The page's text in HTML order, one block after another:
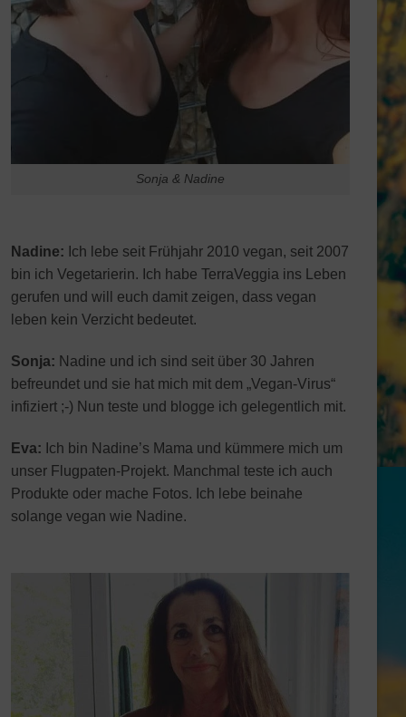
Sonja & Nadine
Nadine: Ich lebe seit Frühjahr 2010 vegan, seit 2007
bin ich Vegetarierin. Ich habe TerraVeggia ins Leben
gerufen und will euch damit zeigen, dass vegan
leben kein Verzicht bedeutet.
Sonja: Nadine und ich sind seit über 30 Jahren
befreundet und sie hat mich mit dem „Vegan-Virus“
infiziert ;-) Nun teste und blogge ich gelegentlich mit.
Eva: Ich bin Nadine’s Mama und kümmere mich um
unser Flugpaten-Projekt. Manchmal teste ich auch
Produkte oder mache Fotos. Ich lebe beinahe
solange vegan wie Nadine.